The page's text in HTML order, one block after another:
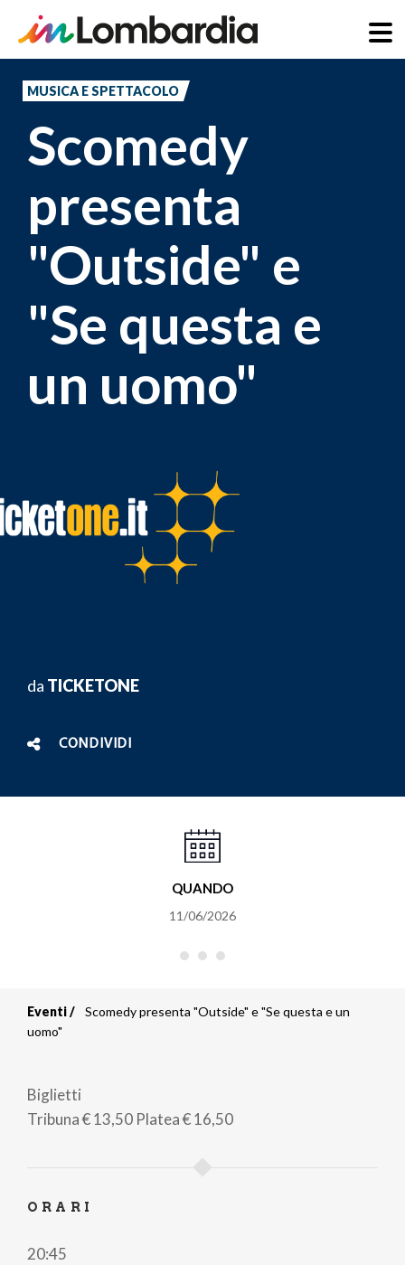
principale
MUSICA E SPETTACOLO
Scomedy
presenta
"Outside" e
"Se questa e
un uomo"
da TICKETONE
CONDIVIDI
QUANDO
11/06/2026
Briciole
pane
Eventi
Scomedy presenta "Outside" e "Se questa e un
uomo"
Biglietti
Tribuna€ 13,50 Platea€ 16,50
ORARI
20:45